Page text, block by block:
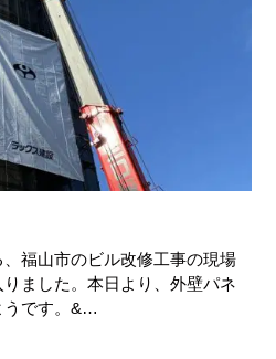
福山市のビル改修工事の現場
ました。本日より、外壁パネ
うです。&…